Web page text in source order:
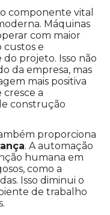
componente vital
Máquinas
com maior
custos e
projeto. Isso não
da empresa, mas
mais positiva
a
construção
proporciona
. A automação
humana em
como a
Isso diminui o
de trabalho